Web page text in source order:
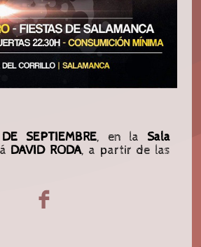
SEPTIEMBRE, en la Sala
DAVID RODA, a partir de las